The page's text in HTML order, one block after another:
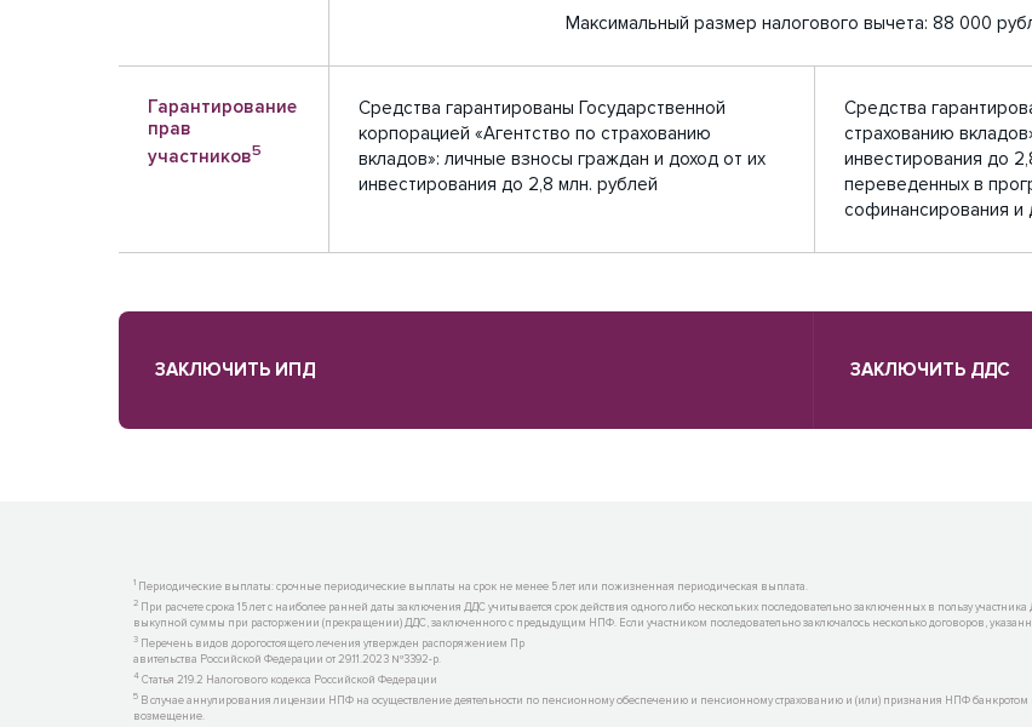
Максимальный размер налогового вычета: 88 000
Гарантирование
прав
участников5
Средства гарантированы Государственной
корпорацией «Агентство по страхованию
вкладов»: личные взносы граждан и доход от их
инвестирования до 2,8 млн. рублей
Средства
страхованию
инвестирования до
переведенных в
софинансирования и
ЗАКЛЮЧИТЬ ИПД ЗАКЛЮЧИТЬ ДДС
1Периодические выплаты: срочные периодические выплаты на срок не менее 5 лет или пожизненная периодическая выплата.
2При расчете срока 15 лет с наиболее ранней даты заключения ДДС учитывается срок действия одного либо нескольких последовательно заключенных в пользу
выкупной суммы при расторжении (прекращении) ДДС, заключенного с предыдущим НПФ. Если участником последовательно заключалось несколько договоров,
3Перечень видов дорогостоящего лечения утвержден распоряжением Пр
авительства Российской Федерации от 29.11.2023 №3392-р.
4Статья 219.2 Налогового кодекса Российской Федерации
5В случае аннулирования лицензии НПФ на осуществление деятельности по пенсионному обеспечению и пенсионному страхованию и (или) признания НПФ банкротом
возмещение.